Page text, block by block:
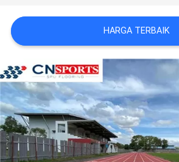
HARGA TERBAIK